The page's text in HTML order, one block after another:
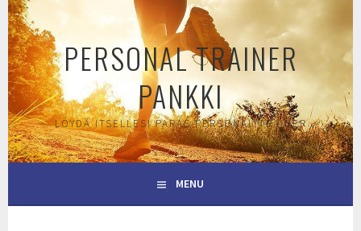
Skip
to
content
PERSONAL TRAINER
PANKKI
LÖYDÄ ITSELLESI PARAS PERSONAL TRAINER
MENU